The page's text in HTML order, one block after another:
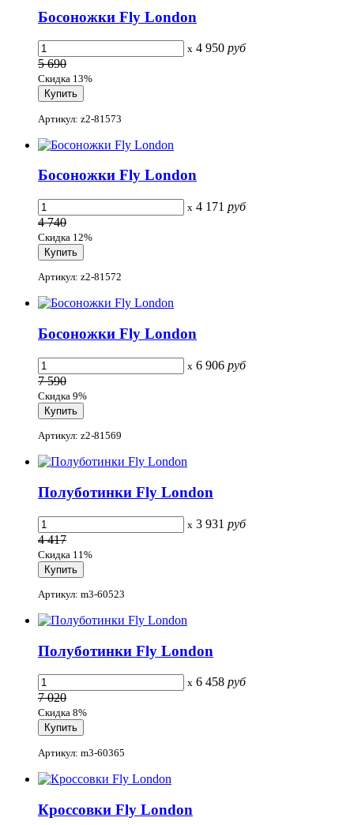
Босоножки Fly London
x 4 950 руб
5 690
Скидка 13%
Артикул: z2-81573
Босоножки Fly London
x 4 171 руб
4 740
Скидка 12%
Артикул: z2-81572
Босоножки Fly London
x 6 906 руб
7 590
Скидка 9%
Артикул: z2-81569
Полуботинки Fly London
x 3 931 руб
4 417
Скидка 11%
Артикул: m3-60523
Полуботинки Fly London
x 6 458 руб
7 020
Скидка 8%
Артикул: m3-60365
Кроссовки Fly London